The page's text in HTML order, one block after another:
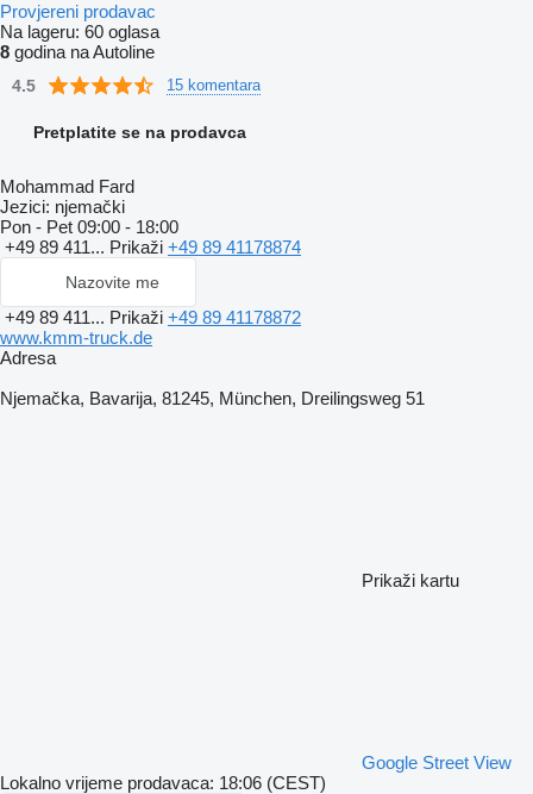
Provjereni prodavac
Na lageru: 60 oglasa
8 godina na Autoline
4.5 15 komentara
Pretplatite se na prodavca
Mohammad Fard
Jezici: njemački
Pon - Pet 09:00 - 18:00
+49 89 411... Prikaži +49 89 41178874
Nazovite me
+49 89 411... Prikaži +49 89 41178872
www.kmm-truck.de
Adresa
Njemačka, Bavarija, 81245, München, Dreilingsweg 51
Prikaži kartu
Google Street View
Lokalno vrijeme prodavaca: 18:06 (CEST)